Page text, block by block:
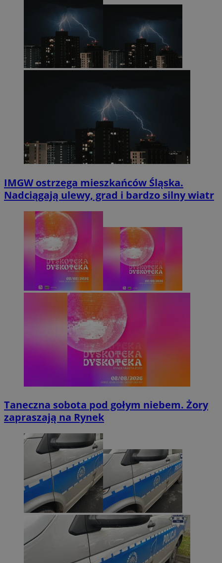
IMGW ostrzega mieszkańców Śląska.
Nadciągają ulewy, grad i bardzo silny wiatr
Taneczna sobota pod gołym niebem. Żory
zapraszają na Rynek